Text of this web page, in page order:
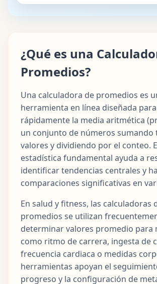
¿Qué es una
Promedios?
Una calculadora de promedios es
herramienta en línea diseñada
rápidamente la media aritmética
un conjunto de números sumando
valores y dividiendo por el conteo.
estadística fundamental ayuda a
identificar tendencias centrales y
comparaciones significativas en
En salud y fitness, las calculadoras
promedios se utilizan
determinar valores promedio para
como ritmo de carrera, ingesta de
frecuencia cardiaca o medidas
herramientas apoyan el
progreso y la configuración de